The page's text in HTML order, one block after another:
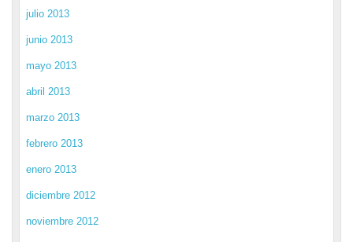
julio 2013
junio 2013
mayo 2013
abril 2013
marzo 2013
febrero 2013
enero 2013
diciembre 2012
noviembre 2012